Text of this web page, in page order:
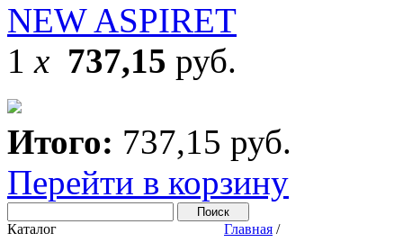
NEW ASPIRET
1x 737,15 руб.
Итого: 737,15 руб.
Перейти в корзину
Каталог
Главная /